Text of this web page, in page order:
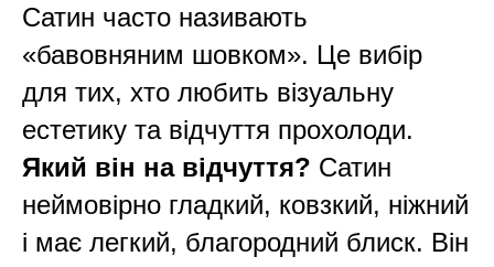
Сатин часто називають
«бавовняним шовком». Це вибір
для тих, хто любить візуальну
естетику та відчуття прохолоди.
Який він на відчуття? Сатин
неймовірно гладкий, ковзкий, ніжний
і має легкий, благородний блиск. Він